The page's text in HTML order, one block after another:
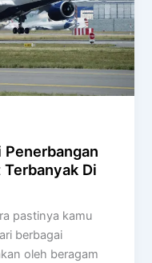
Di
pastinya kamu
berbagai
oleh beragam